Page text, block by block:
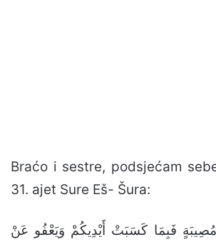
Braćo i sestre, podsjećam
31. ajet Sure Eš- Šura:
فَبِمَا كَسَبَتْ أَيْدِيكُمْ وَيَعْفُو عَنْ